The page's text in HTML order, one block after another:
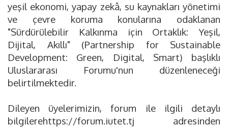
yeşil ekonomi, yapay zekâ, su kaynakları yönetimi
ve çevre koruma konularına odaklanan
"Sürdürülebilir Kalkınma için Ortaklık: Yeşil,
Dijital, Akıllı" (Partnership for Sustainable
Development: Green, Digital, Smart) başlıklı
Uluslararası Forumu'nun düzenleneceği
belirtilmektedir.
Dileyen üyelerimizin, forum ile ilgili detaylı
bilgilerehttps://forum.iutet.tj adresinden